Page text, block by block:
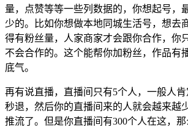
量，点赞等等一些列数据的，你想起号，
少的。比如你想做本地同城生活号，想去
得有粉丝量，人家商家才会跟你合作，你
不会合作的。这个能帮你加粉丝，作品有
底气。
再有说直播，直播间只有5个人，一般人
秒退，然后你的直播间来的人就会越来越
推流了。但是你直播间有300个人在这，